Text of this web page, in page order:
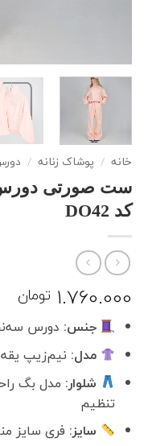
پوشاک زنانه / دورس و
دورس
تومان
جنس: دورس سه‌نخ داخل
مدل:نیم‌زیپ یقه‌دار با
شلوار:مدل بگ راحت و
سایز:فری سایز مناسب برای